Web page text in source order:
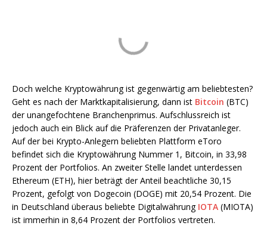
Doch welche Kryptowährung ist gegenwärtig am beliebtesten?
Geht es nach der Marktkapitalisierung, dann ist Bitcoin (BTC)
der unangefochtene Branchenprimus. Aufschlussreich ist
jedoch auch ein Blick auf die Präferenzen der Privatanleger.
Auf der bei Krypto-Anlegern beliebten Plattform eToro
befindet sich die Kryptowährung Nummer 1, Bitcoin, in 33,98
Prozent der Portfolios. An zweiter Stelle landet unterdessen
Ethereum (ETH), hier beträgt der Anteil beachtliche 30,15
Prozent, gefolgt von Dogecoin (DOGE) mit 20,54 Prozent. Die
in Deutschland überaus beliebte Digitalwährung IOTA (MIOTA)
ist immerhin in 8,64 Prozent der Portfolios vertreten.